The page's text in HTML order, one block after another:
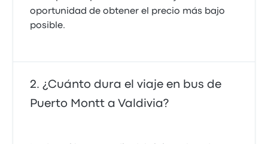
oportunidad de obtener el precio más bajo
posible.
¿Cuánto dura el viaje en bus de
Puerto Montt a Valdivia?